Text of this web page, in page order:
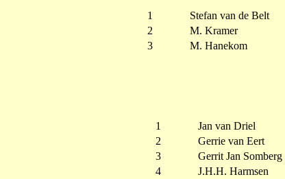
1 Stefan van de Belt
2
M. Kramer
3
M. Hanekom
1 Jan van Driel
2
Gerrie van Eert
3
Gerrit Jan Somberg
4
J.H.H. Harmsen